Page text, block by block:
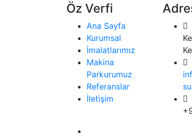
Öz Verfi
Ana Sayfa
Kurumsal
İmalatlarımız
Makina
Parkurumuz
Referanslar
İletişim